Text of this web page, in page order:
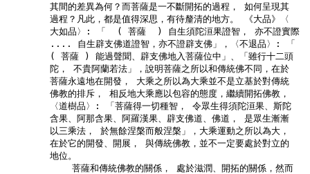
        其間的差異為何？而菩薩是一不斷開拓的過程， 如何呈現其
        過程？凡此，都是值得深思，有待釐清的地方。 《大品》〈
        大如品〉: 「  ( 菩薩  ) 自生須陀洹果證智， 亦不證實際
        .... 自生辟支佛道證智，亦不證辟支佛」，〈不退品〉: 「
        ( 菩薩 ) 能過聲聞、辟支佛地入菩薩位中」、「雖行十二頭
        陀， 不貴阿蘭若法」，說明菩薩之所以和傳統佛不同，在於
        菩薩永遠地在開發， 大乘之所以為大乘並不是立基於對傳統
        佛教的排斥， 相反地大乘應以包容的態度，繼續開拓佛教，
        〈道樹品〉: 「菩薩得一切種智， 令眾生得須陀洹果、斯陀
        含果、阿那含果、阿羅漢果、辟支佛道、佛道， 是眾生漸漸
        以三乘法， 於無餘涅槃而般涅槃」，大乘運動之所以為大，
        在於它的開發、開展， 與傳統佛教，並不一定要處於對立的
        地位。
            菩薩和傳統佛教的關係， 處於滋潤、開拓的關係，然而